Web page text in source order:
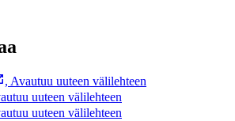
, Avautuu uuteen välilehteen
uuteen välilehteen
uuteen välilehteen